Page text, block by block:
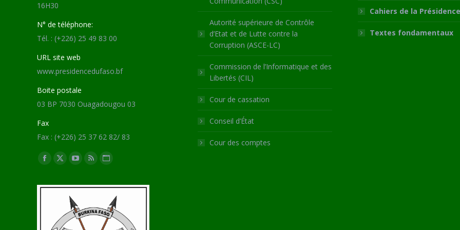
16H30
N° de téléphone:
Tél. : (+226) 25 49 83 00
URL site web
www.presidencedufaso.bf
Boite postale
03 BP 7030 Ouagadougou 03
Fax
Fax : (+226) 25 37 62 82/ 83
Trouvez nous sur :
Facebook
opens
X
opens
new
YouTube
opens
in
new
RSS
opens
new
Site
page
opens
in
Autorité supérieure de Contrôle
d’Etat et de Lutte contre la
Corruption (ASCE-LC)
Commission de l’Informatique et des
Libertés (CIL)
Cour de cassation
Conseil d’État
Cour des comptes
Cahiers de la Présidence
Textes fondamentaux